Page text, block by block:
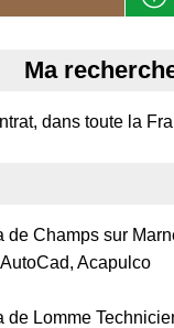
Ma
dans toute la
de Champs sur
Acapulco
de Lomme